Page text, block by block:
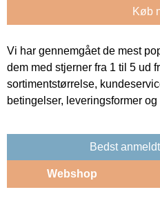
Køb
Vi har gennemgået de mest
dem med stjerner fra 1 til 5 ud
sortimentstørrelse,
betingelser, leveringsformer
Bedst
Webshop